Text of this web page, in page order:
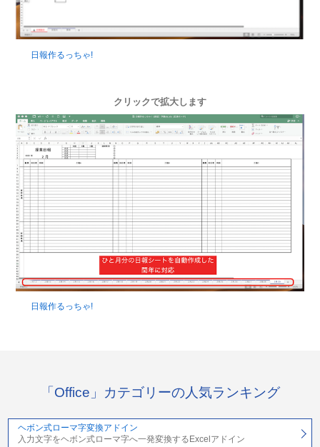
日報作るっちゃ!
クリックで拡大します
日報作るっちゃ!
「Office」カテゴリーの人気ランキング
ヘボン式ローマ字変換アドイン
入力文字をヘボン式ローマ字へ一発変換するExcelアドイン